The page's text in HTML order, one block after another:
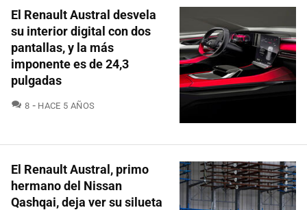
El Renault Austral desvela
su interior digital con dos
pantallas, y la más
imponente es de 24,3
pulgadas
8 COMENTARIOS
HACE 5 AÑOS
El Renault Austral, primo
hermano del Nissan
Qashqai, deja ver su silueta